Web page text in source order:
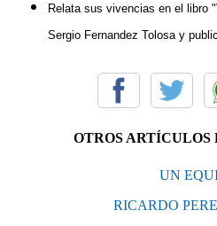
Relata sus vivencias en el libro
Sergio Fernandez Tolosa y
OTROS ARTÍCULOS
UN
RICARDO